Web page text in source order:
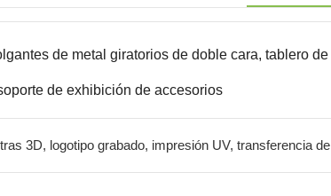
de metal giratorios de doble cara, tablero
de exhibición de accesorios
3D, logotipo grabado, impresión UV, transferencia